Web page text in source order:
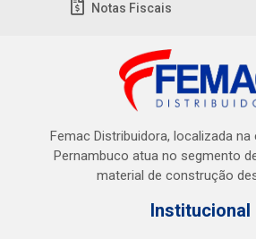
Notas Fiscais
Femac Distribuidora, localizada na
Pernambuco atua no segmento
material de construção
Institucional